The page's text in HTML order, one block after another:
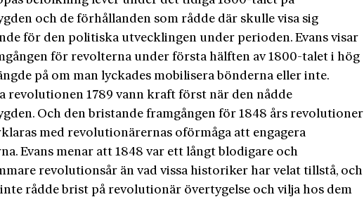
och de förhållanden som rådde där skulle visa sig
för den politiska utvecklingen under perioden. Evans visar
för revolterna under första hälften av 1800-talet i hög
på om man lyckades mobilisera bönderna eller inte.
revolutionen 1789 vann kraft först när den nådde
Och den bristande framgången för 1848 års revolutioner
med revolutionärernas oförmåga att engagera
Evans menar att 1848 var ett långt blodigare och
revolutionsår än vad vissa historiker har velat tillstå, och
rådde brist på revolutionär övertygelse och vilja hos dem